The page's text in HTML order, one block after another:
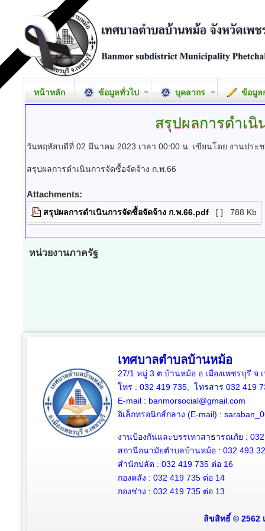
หน้าหลัก ข้อมูลทั่วไป บุคลากร ข้อมูล
สรุปผลการดำเ
วันพฤหัสบดีที่ 02 มีนาคม 2023 เวลา 00:00 น. เขียนโดย งานประ
สรุปผลการดำเนินการจัดซื้อจัดจ้าง ก.พ.66
Attachments:
สรุปผลการดำเนินการจัดซื้อจัดจ้าง ก.พ.66.pdf [ ] 788 Kb
หน่วยงานภาครัฐ
เทศบาลตำบลบ้านหม้อ
27/1 หมู่ 3 ต.บ้านหม้อ อ.เมืองเพชรบุรี จ.
โทร : 032 419 735, โทรสาร 032 419
E-mail : banmorsocial@gmail.com
อิเล็กทรอนิกส์กลาง (E-mail) :
งานป้องกันและบรรเทาสาธารณภัย :
สถานีอนามัยตำบลบ้านหม้อ : 032 493
สำนักปลัด : 032 419 735 ต่อ 16
กองคลัง : 032 419 735 ต่อ 14
กองช่าง : 032 419 735 ต่อ 13
ลิขสิทธิ์ © 2562